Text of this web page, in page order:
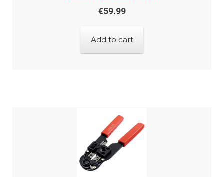
€59.99
Add to cart